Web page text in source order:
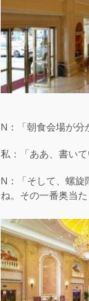
N：「朝食会場が分
私：「ああ、書いて
N：「そして、螺旋
ね。その一番奥当